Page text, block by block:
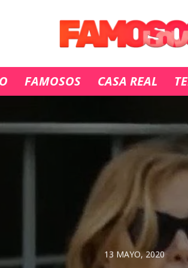
FAMOSOS CASA REAL
13 MAYO, 2020